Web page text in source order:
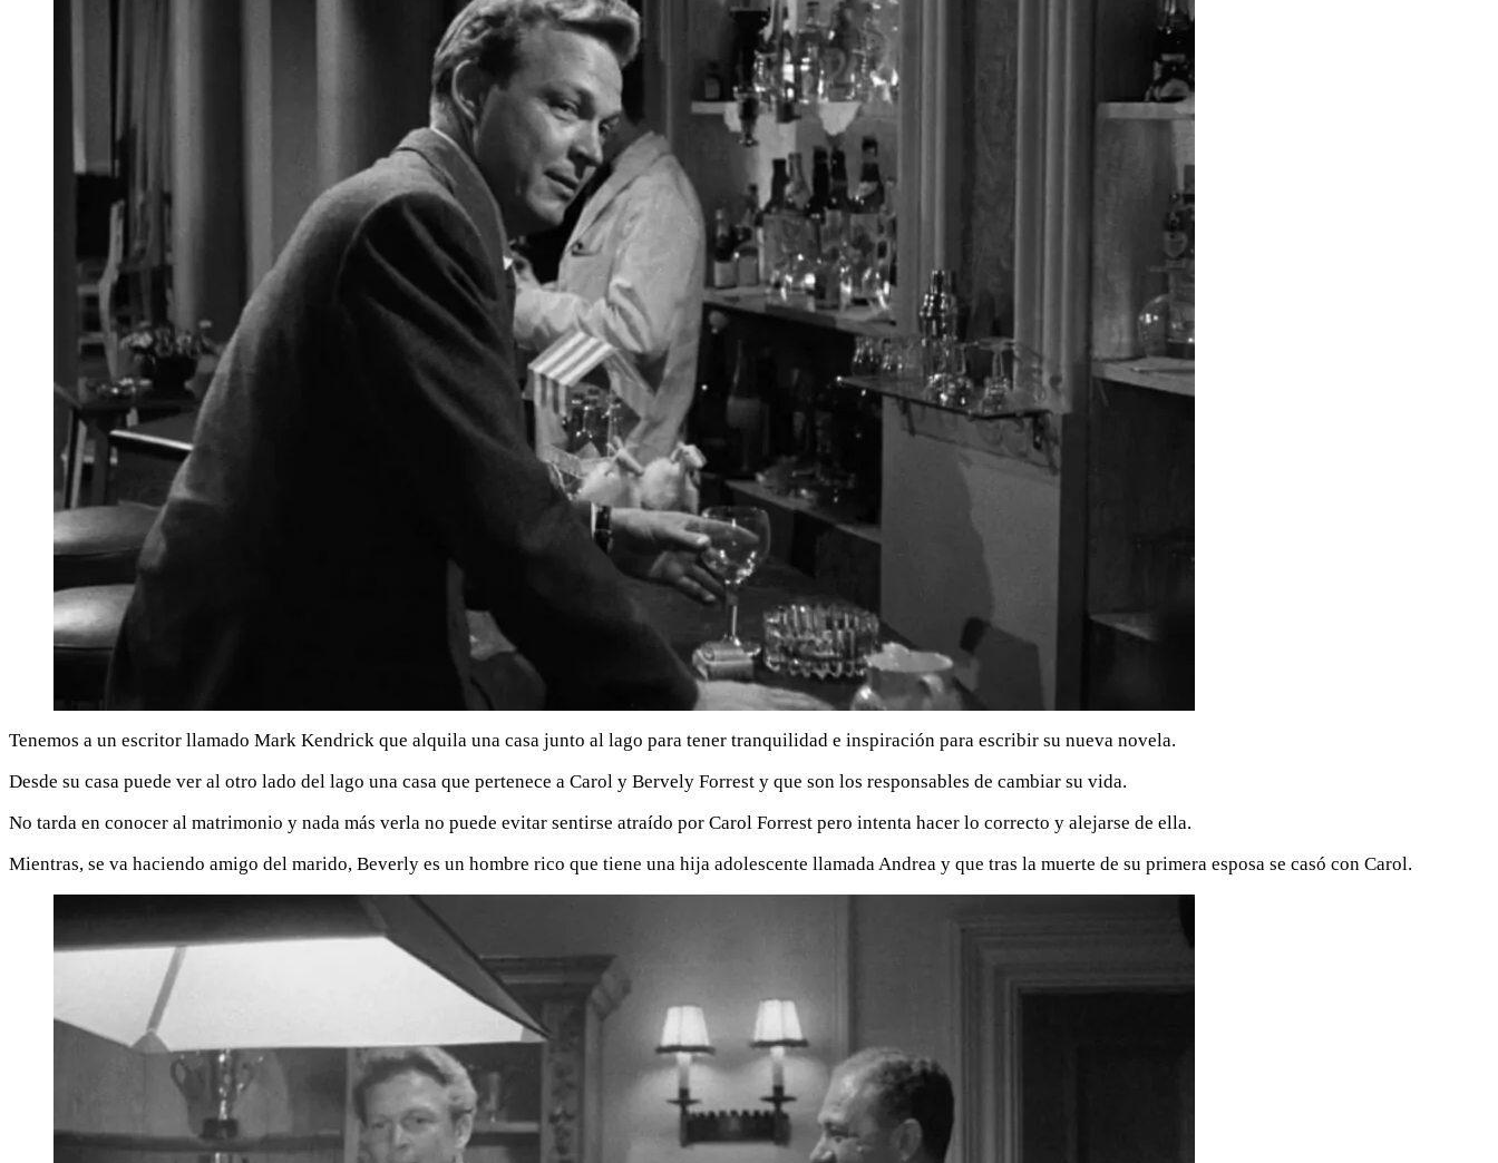
Tenemos a un escritor llamado Mark Kendrick que alquila una casa junto al lago para tener tranquilidad e inspiración para escribir su nueva novela.
Desde su casa puede ver al otro lado del lago una casa que pertenece a Carol y Bervely Forrest y que son los responsables de cambiar su vida.
No tarda en conocer al matrimonio y nada más verla no puede evitar sentirse atraído por Carol Forrest pero intenta hacer lo correcto y alejarse de ella.
Mientras, se va haciendo amigo del marido, Beverly es un hombre rico que tiene una hija adolescente llamada Andrea y que tras la muerte de su primera esposa se casó con Carol.